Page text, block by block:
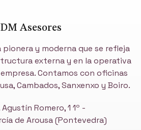
Asesores
pionera y moderna que se refleja
externa y en la operativa
Contamos con oficinas
Cambados, Sanxenxo y Boiro.
Romero, 1 1º -
de Arousa(Pontevedra)